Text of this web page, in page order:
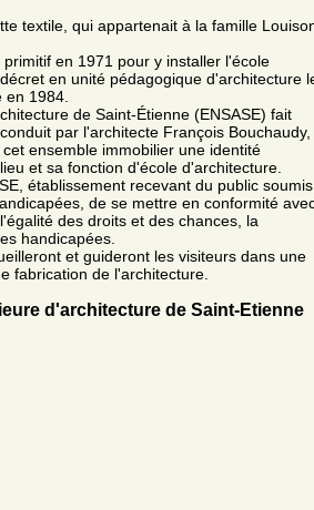
textile, qui appartenait à la famille
en 1971 pour y installer l'école
en unité pédagogique d'architecture
1984.
de Saint-Étienne (ENSASE) fait
par l'architecte François Bouchaudy,
ensemble immobilier une identité
et sa fonction d'école d'architecture.
établissement recevant du public soumis
de se mettre en conformité
des droits et des chances, la
handicapées.
et guideront les visiteurs dans une
fabrication de l'architecture.
d'architecture de Saint-Etienne